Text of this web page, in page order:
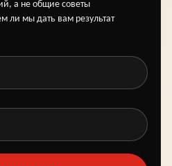
а не общие советы
ли мы дать вам результат